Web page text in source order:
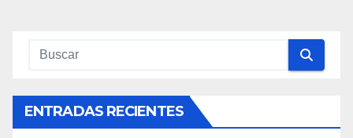
ENTRADAS RECIENTES